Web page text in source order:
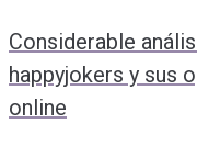
Considerable
happyjokers y sus
online